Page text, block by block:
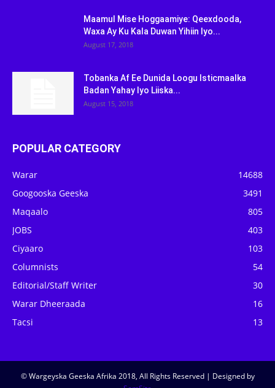
Maamul Mise Hoggaamiye: Qeexdooda,
Waxa Ay Ku Kala Duwan Yihiin Iyo...
August 17, 2018
Tobanka Af Ee Dunida Loogu Isticmaalka
Badan Yahay Iyo Liiska...
August 15, 2018
POPULAR CATEGORY
Warar
14688
Googooska Geeska
3491
Maqaalo
805
JOBS
403
Ciyaaro
103
Columnists
54
Editorial/Staff Writer
30
Warar Dheeraada
16
Tacsi
13
© Wargeyska Geeska Afrika 2018, All Rights Reserved | Designed by